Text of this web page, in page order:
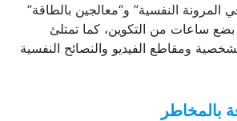
المرونة النفسية” و“معالجين بالطاقة”
ساعات من التكوين، كما تمتلئ
ومقاطع الفيديو والنصائح النفسية
بالمخاطر